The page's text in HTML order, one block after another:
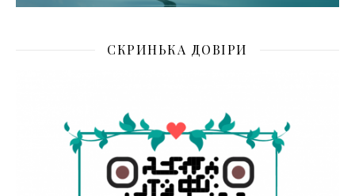
СКРИНЬКА ДОВІРИ